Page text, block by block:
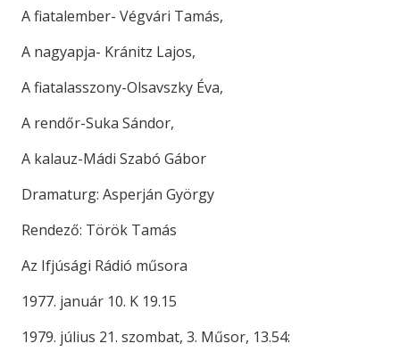
A fiatalember- Végvári Tamás,
A nagyapja- Kránitz Lajos,
A fiatalasszony-Olsavszky Éva,
A rendőr-Suka Sándor,
A kalauz-Mádi Szabó Gábor
Dramaturg: Asperján György
Rendező: Török Tamás
Az Ifjúsági Rádió műsora
1977. január 10. K 19.15
1979. július 21. szombat, 3. Műsor, 13.54: